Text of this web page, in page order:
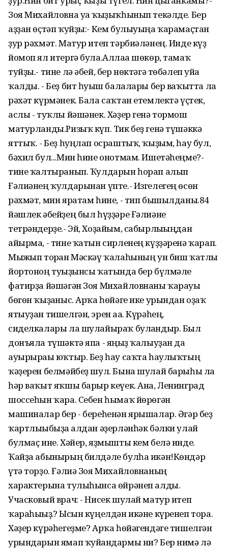
Зоя Михайловна уға ҡыҙыҡһынып текәлде. Бер
аҙҙан өҫтәп ҡуйҙы:- Кем булыуыңа ҡарамаҫтан
ҙур рәхмәт. Матур итеп тәрбиәләнең. Инде күҙ
йомоп ял итергә була.Аллаға шөкөр, тамаҡ
туйҙы.- тине лә әбей, бер нөктәгә төбәлеп уйға
ҡалды. - Беҙ бит һуғыш балалары бер ваҡытта ла
рәхәт күрмәнек. Бала саҡтан етемлектә үҫтек,
аслы - туҡлы йәшәнек. Хәҙер генә тормош
матурланды.Ризыҡ күп. Тик беҙ генә түшәккә
яттыҡ. - Беҙ һуңлап осраштыҡ, ҡыҙым, һау бул,
бәхил бул...Мин һине онотмам. Ишетәһеңме?-
тине ҡалтыранып. Ҡулдарын һорап алып
Ғәлиәнең ҡулдарынан үпте.- Изгелегең өсөн
рәхмәт, мин яратам һине, - тип бышылданы.84
йәшлек әбейҙең был һүҙҙәре Ғәлиәне
тетрәндерҙе.- Эй, Хоҙайым, сабырлығыңдан
айырма, - тине ҡатын сирленең күҙҙәренә ҡарап.
Мыжғып торған Мәскәү ҡалаһының ун биш ҡатлы
йортоноң туғыҙынсы ҡатында бер бүлмәле
фатирҙа йәшәгән Зоя Михайловнаны ҡарауы
бөгөн ҡыҙғаныс. Арҡа һөйәге ике урындан оҙаҡ
ятыуҙан тишелгән, эрен аға. Күрәһең,
сиделкалары ла шулайыраҡ булғандыр. Был
донъяла түшәктә япа - яңғыҙ ҡалыуҙан да
ауырырағы юҡтыр. Беҙ һау саҡта һаулыҡтың
ҡәҙерен белмәйбеҙ шул. Бына шулай барыһы ла
һәр ваҡыт яҡшы барыр кеүек. Ана, Ленинград
шоссеһын ҡара. Себен һымаҡ йөрөгән
машиналар бер - береһенән ярышалар. Әгәр беҙ
ҡартлығыбыҙға алдан әҙерләнһәк бәлки улай
булмаҫ ине. Хәйер, яҙмышты кем белә инде.
Ҡайҙа абынырың билдәле булһа икән!Көндәр
үтә торҙо. Ғәлиә Зоя Михайловнаның
характерына тулыһынса өйрәнеп алды.
Учасковый врач: - Нисек шулай матур итеп
ҡараһығыҙ.? Ысын күңелдән икәне күренеп тора.
Хәҙер күрәһегеҙме? Арҡа һөйәгендәге тишелгән
урындарын ямап ҡуйғандармы ни? Бер нимә лә